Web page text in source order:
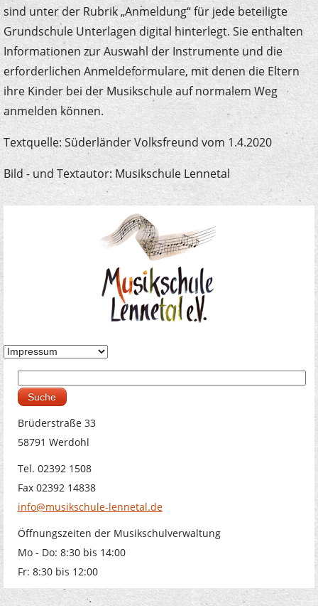
sind unter der Rubrik „Anmeldung“ für jede beteiligte
Grundschule Unterlagen digital hinterlegt. Sie enthalten
Informationen zur Auswahl der Instrumente und die
erforderlichen Anmeldeformulare, mit denen die Eltern
ihre Kinder bei der Musikschule auf normalem Weg
anmelden können.
Textquelle: Süderländer Volksfreund vom 1.4.2020
Bild - und Textautor: Musikschule Lennetal
Suchformular
Brüderstraße 33
58791 Werdohl
Tel. 02392 1508
Fax 02392 14838
info@musikschule-lennetal.de
Öffnungszeiten der Musikschulverwaltung
Mo - Do: 8:30 bis 14:00
Fr: 8:30 bis 12:00